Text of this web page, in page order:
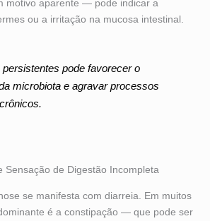
motivo aparente — pode indicar a
ou a irritação na mucosa intestinal.
pode favorecer o
microbiota e agravar processos
Sensação de Digestão Incompleta
se manifesta com diarreia. Em muitos
é a constipação — que pode ser